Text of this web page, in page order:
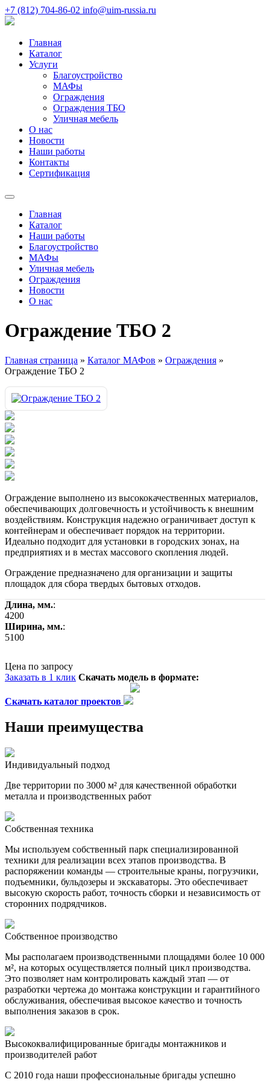
+7 (812) 704-86-02 info@uim-russia.ru
Главная
Каталог
Услуги
Благоустройство
МАФы
Ограждения
Ограждения ТБО
Уличная мебель
О нас
Новости
Наши работы
Контакты
Сертификация
Главная
Каталог
Наши работы
Благоустройство
МАФы
Уличная мебель
Ограждения
Новости
О нас
Ограждение ТБО 2
Главная страница » Каталог МАФов » Ограждения »
Ограждение ТБО 2
Ограждение выполнено из высококачественных материалов,
обеспечивающих долговечность и устойчивость к внешним
воздействиям. Конструкция надежно ограничивает доступ к
контейнерам и обеспечивает порядок на территории.
Идеально подходит для установки в городских зонах, на
предприятиях и в местах массового скопления людей.
Ограждение предназначено для организации и защиты
площадок для сбора твердых бытовых отходов.
Длина, мм.:
4200
Ширина, мм.:
5100
Цена по запросу
Заказать в 1 клик Скачать модель в формате:
Скачать каталог проектов
Наши преимущества
Индивидуальный подход
Две территории по 3000 м² для качественной обработки
металла и производственных работ
Собственная техника
Мы используем собственный парк специализированной
техники для реализации всех этапов производства. В
распоряжении команды — строительные краны, погрузчики,
подъемники, бульдозеры и экскаваторы. Это обеспечивает
высокую скорость работ, точность сборки и независимость от
сторонних подрядчиков.
Собственное производство
Мы располагаем производственными площадями более 10 000
м², на которых осуществляется полный цикл производства.
Это позволяет нам контролировать каждый этап — от
разработки чертежа до монтажа конструкции и гарантийного
обслуживания, обеспечивая высокое качество и точность
выполнения заказов в срок.
Высококвалифицированные бригады монтажников и
производителей работ
С 2010 года наши профессиональные бригады успешно